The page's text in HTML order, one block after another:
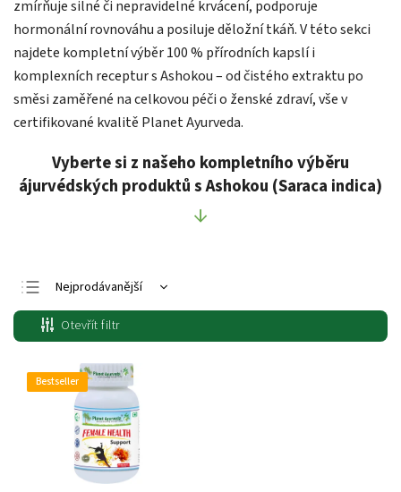
zmírňuje silné či nepravidelné krvácení, podporuje
hormonální rovnováhu a posiluje děložní tkáň. V této sekci
najdete kompletní výběr 100 % přírodních kapslí i
komplexních receptur s Ashokou – od čistého extraktu po
směsi zaměřené na celkovou péči o ženské zdraví, vše v
certifikované kvalitě Planet Ayurveda.
Vyberte si z našeho kompletního výběru
ájurvédských produktů s Ashokou (Saraca indica)
↓
Nejprodávanější
Nejlevnější
Nejdražší
Abecedně
Otevřít filtr
Bestseller